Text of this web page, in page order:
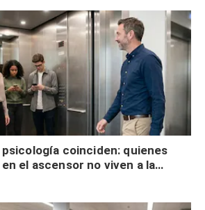
coinciden: quienes
el ascensor no viven a la
apertura social